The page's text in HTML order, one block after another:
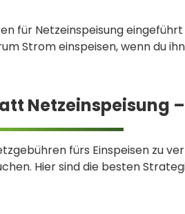
für Netzeinspeisung
Strom einspeisen, wenn du
Netzeinspeisung –
fürs Einspeisen zu
Hier sind die besten